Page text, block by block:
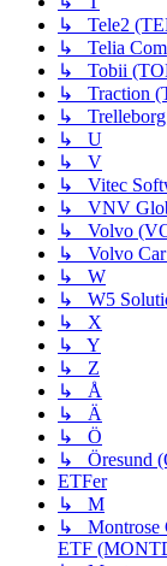
↳ Tele2
↳ Telia
↳ Tobii
↳ Traction
↳
↳ U
↳ V
↳ Vitec
↳ VNV
↳ Volvo
↳ Volvo
↳ W
↳ W5
↳ X
↳ Y
↳ Z
↳ Å
↳ Ä
↳ Ö
↳ Öresund
ETFer
↳ M
↳ Montrose
ETF